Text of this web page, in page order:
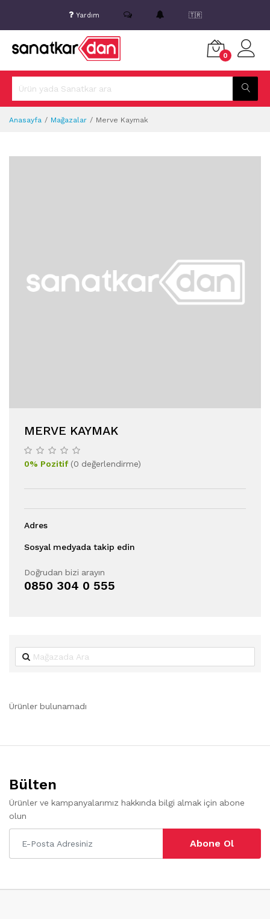
Yardım 🇹🇷
0
Anasayfa Mağazalar Merve Kaymak
MERVE KAYMAK
0% Pozitif(0 değerlendirme)
Adres
Sosyal medyada takip edin
Doğrudan bizi arayın
0850 304 0 555
Ürünler bulunamadı
Bülten
Ürünler ve kampanyalarımız hakkında bilgi almak için abone
olun
Abone Ol